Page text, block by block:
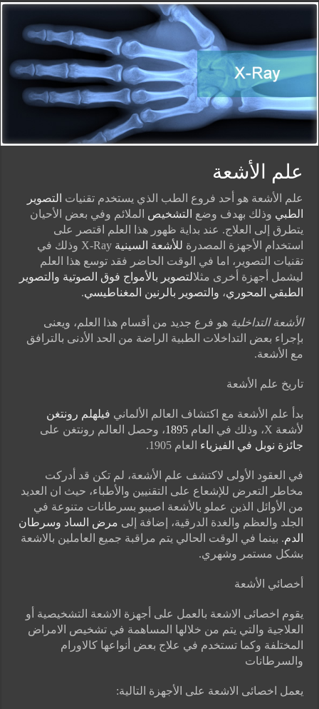
علم الأشعة
علم الأشعة هو أحد فروع الطب الذي يستخدم تقنيات التصوير
الطبيوذلك بهدف وضع التشخيصالملائم وفي بعض الأحيان
يتطرق إلى العلاج. عند بداية ظهور هذا العلم اقتصر على
استخدام الأجهزة المصدرة للأشعة السينية
X-Ray وذلك في
تقنيات التصوير، اما في الوقت الحاضر فقد توسع هذا العلم
ليشمل أجهزة أخرى مثلالتصوير بالأمواج فوق الصوتية والتصوير
الطبقي المحوري، والتصوير بالرنين المغناطيسي.
الأشعة التداخليةهو فرع جديد من أقسام هذا العلم، ويعنى
بإجراء بعض التداخلات الطبية الراضة من الحد الأدنى بالترافق
مع الأشعة.
تاريخ علم الأشعة
بدأ علم الأشعة مع اكتشاف العالم الألماني فيلهلم رونتغن
لأشعة X، وذلك في العام
1895، وحصل العالم رونتغن على
جائزة نوبل في الفيزياءالعام 1905.
في العقود الأولى لاكتشف علم الأشعة، لم تكن قد أدركت
مخاطر التعرض للإشعاع على التقنيين والأطباء، حيث ان العديد
من الأوائل الذين عملو بالأشعة اصيبو بسرطانات متنوعة في
الجلد والعظم والغدة الدرقية، إضافة إلى مرض الساد وسرطان
الدم. بينما في الوقت الحالي يتم مراقبة جميع العاملين بالاشعة
بشكل مستمر وشهري.
أخصائي الأشعة
يقوم اخصائى الاشعة بالعمل على أجهزة الاشعة التشخيصية أو
العلاجية والتي يتم من خلالها المساهمة في تشخيص الامراض
المختلفة وكما تستخدم في علاج بعض أنواعها كالاورام
والسرطانات
يعمل اخصائى الاشعة على الأجهزة التالية: